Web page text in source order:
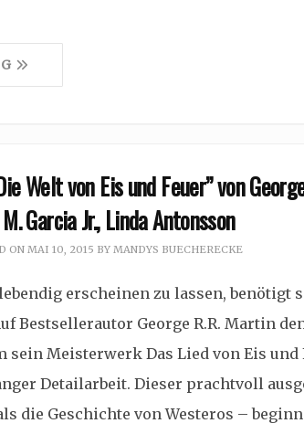
Welt von Eis und Feuer” von
Garcia Jr., Linda Antonsson
ON MAI 10, 2015 BY MANDYS BUECHERECKE
erscheinen zu lassen, benötigt
Bestsellerautor George R.R. Martin
sein Meisterwerk Das Lied von Eis und
Detailarbeit. Dieser prachtvoll
die Geschichte von Westeros –